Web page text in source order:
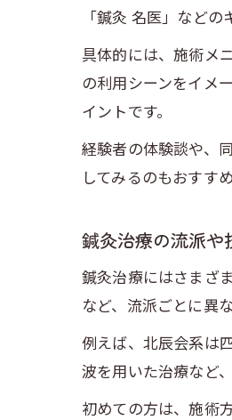
「鍼灸 名医」など
具体的には、施術メ
の利用シーンをイメ
イントです。
経験者の体験談や、
してみるのもおすすめ
鍼灸治療の流派や
鍼灸治療にはさまざ
など、流派ごとに異
例えば、北辰会系は
波を用いた治療など
初めての方は、施術